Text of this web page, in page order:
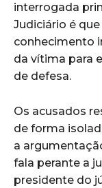
interrogada
Judiciário é
conhecimento
da vítima para
de defesa.
Os acusados
de forma
a
fala perante a
presidente do